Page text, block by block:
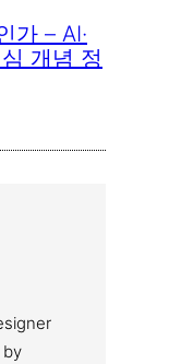
가 – AI·
개념 정
by